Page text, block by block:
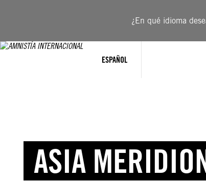
¿En qué idioma
ESPAÑOL
ASIA